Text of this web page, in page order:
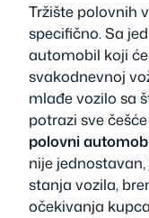
Tržište polovnih
specifično. Sa
automobil koji
svakodnevnoj
mlađe vozilo sa
potrazi sve
polovni
nije
stanja vozila,
očekivanja